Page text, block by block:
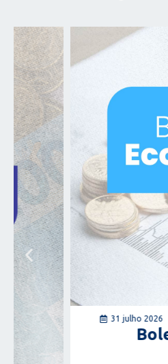
31 julho 2026
Boletim